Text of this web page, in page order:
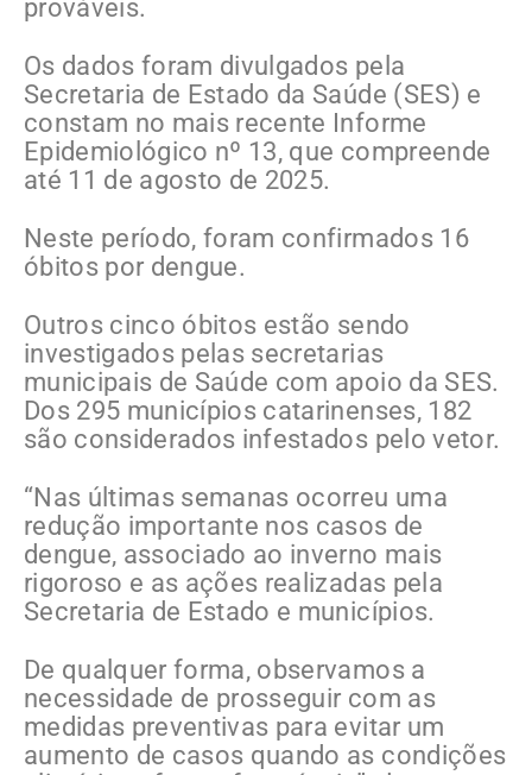
prováveis.
Os dados foram divulgados pela
Secretaria de Estado da Saúde (SES) e
constam no mais recente Informe
Epidemiológico nº 13, que compreende
até 11 de agosto de 2025.
Neste período, foram confirmados 16
óbitos por dengue.
Outros cinco óbitos estão sendo
investigados pelas secretarias
municipais de Saúde com apoio da SES.
Dos 295 municípios catarinenses, 182
são considerados infestados pelo vetor.
“Nas últimas semanas ocorreu uma
redução importante nos casos de
dengue, associado ao inverno mais
rigoroso e as ações realizadas pela
Secretaria de Estado e municípios.
De qualquer forma, observamos a
necessidade de prosseguir com as
medidas preventivas para evitar um
aumento de casos quando as condições